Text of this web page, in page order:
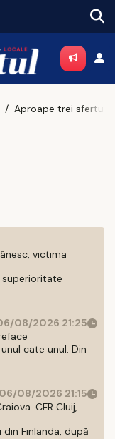
victima
08/2026 21:25
cate unul. Din
06/08/2026 21:15
CFR Cluij,
Finlanda, după